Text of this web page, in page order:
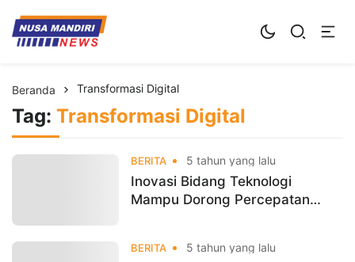
Kampus Digital Bisnis
Universitas Nusa Mandiri
Beranda Transformasi Digital
Tag: Transformasi Digital
BERITA 5 tahun yang lalu
Inovasi Bidang Teknologi
Mampu Dorong Percepatan
BERITA 5 tahun yang lalu